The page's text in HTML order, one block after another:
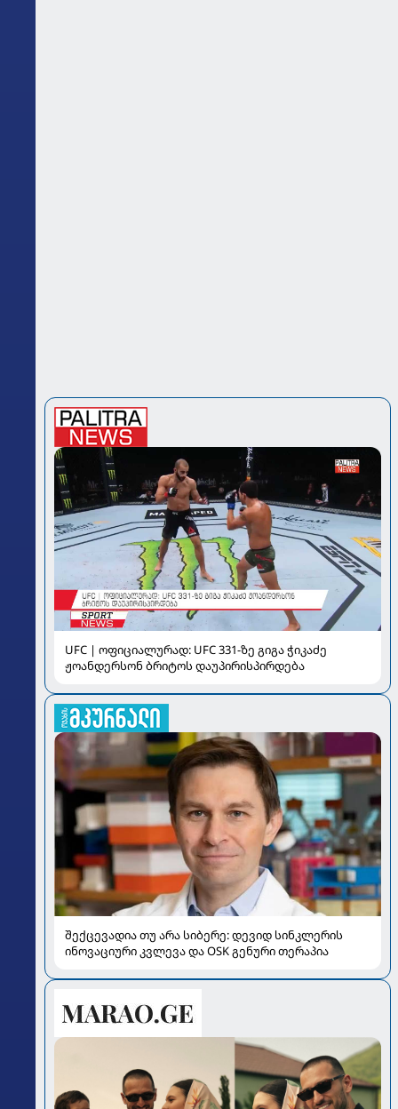
UFC | ოფიციალურად: UFC 331-ზე გიგა ჭიკაძე
ჟოანდერსონ ბრიტოს დაუპირისპირდება
შექცევადია თუ არა სიბერე: დევიდ სინკლერის
ინოვაციური კვლევა და OSK გენური თერაპია